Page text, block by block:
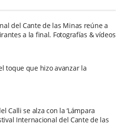
del Cante de las Minas reúne a
a la final. Fotografías & vídeos
toque que hizo avanzar la
Calli se alza con la ‘Lámpara
Internacional del Cante de las